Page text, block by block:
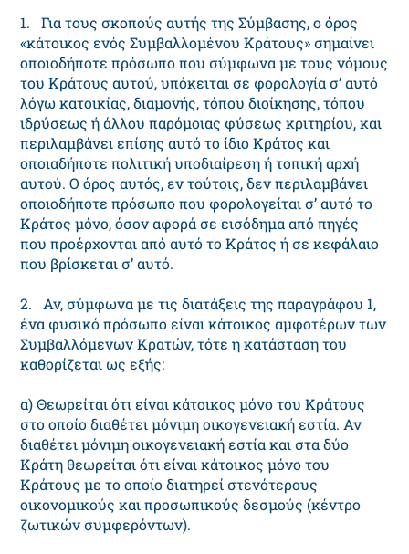
1. Για τους σκοπούς αυτής της Σύμβασης, ο όρος
«κάτοικος ενός Συμβαλλομένου Κράτους» σημαίνει
οποιοδήποτε πρόσωπο που σύμφωνα με τους νόμους
του Κράτους αυτού, υπόκειται σε φορολογία σ’ αυτό
λόγω κατοικίας, διαμονής, τόπου διοίκησης, τόπου
ιδρύσεως ή άλλου παρόμοιας φύσεως κριτηρίου, και
περιλαμβάνει επίσης αυτό το ίδιο Κράτος και
οποιαδήποτε πολιτική υποδιαίρεση ή τοπική αρχή
αυτού. Ο όρος αυτός, εν τούτοις, δεν περιλαμβάνει
οποιοδήποτε πρόσωπο που φορολογείται σ’ αυτό το
Κράτος μόνο, όσον αφορά σε εισόδημα από πηγές
που προέρχονται από αυτό το Κράτος ή σε κεφάλαιο
που βρίσκεται σ’ αυτό.
2. Αν, σύμφωνα με τις διατάξεις της παραγράφου 1,
ένα φυσικό πρόσωπο είναι κάτοικος αμφοτέρων των
Συμβαλλόμενων Κρατών, τότε η κατάσταση του
καθορίζεται ως εξής:
α) Θεωρείται ότι είναι κάτοικος μόνο του Κράτους
στο οποίο διαθέτει μόνιμη οικογενειακή εστία. Αν
διαθέτει μόνιμη οικογενειακή εστία και στα δύο
Κράτη θεωρείται ότι είναι κάτοικος μόνο του
Κράτους με το οποίο διατηρεί στενότερους
οικονομικούς και προσωπικούς δεσμούς (κέντρο
ζωτικών συμφερόντων).